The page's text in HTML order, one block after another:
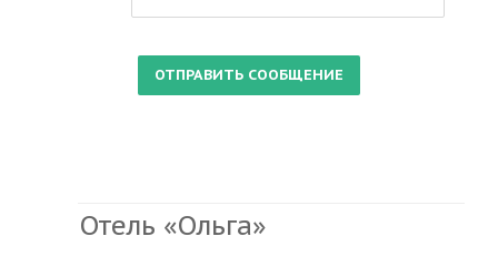
Отель «Ольга»